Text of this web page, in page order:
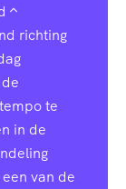
richting
te
in de
van de